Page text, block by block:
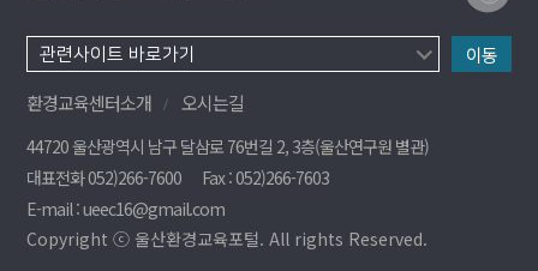
이동
환경교육센터소개
오시는길
44720 울산광역시 남구 달삼로 76번길 2, 3층(울산연구원 별관)
대표전화 052)266-7600
Fax : 052)266-7603
E-mail : ueec16@gmail.com
Copyright ⓒ 울산환경교육포털. All rights Reserved.